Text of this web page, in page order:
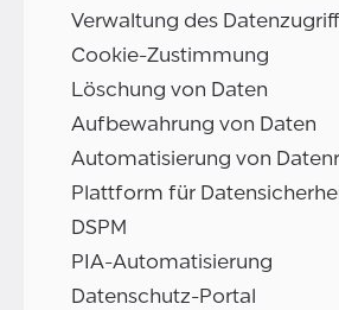
Verwaltung des
Cookie-Zustimmung
Löschung von Daten
Aufbewahrung von Daten
Automatisierung von
Plattform für
DSPM
PIA-Automatisierung
Datenschutz-Portal